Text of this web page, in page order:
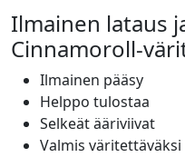
Ilmainen lataus
Cinnamoroll-
Ilmainen pääsy
Helppo tulostaa
Selkeät ääriviivat
Valmis väritettäväksi